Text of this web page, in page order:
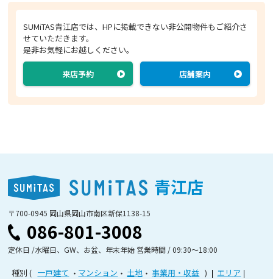
SUMiTAS青江店では、HPに掲載できない非公開物件もご紹介さ
せていただきます。
是非お気軽にお越しください。
来店予約 店舗案内
青江店
〒700-0945 岡山県岡山市南区新保1138-15
086-801-3008
定休日 /水曜日、GW、お盆、年末年始 営業時間 / 09:30〜18:00
種別 一戸建て マンション 土地 事業用・収益 エリア